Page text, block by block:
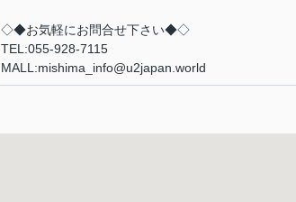
◇◆お気軽にお問合せ下さい◆◇
TEL:055-928-7115
MALL:mishima_info@u2japan.world